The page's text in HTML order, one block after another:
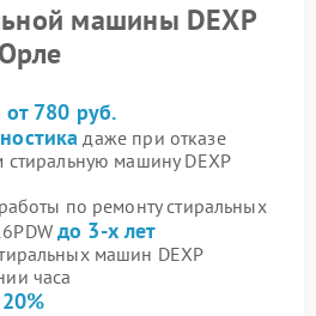
машины DEXP
от 780 руб.
даже при отказе
стиральную машину DEXP
по ремонту стиральных
до 3-х лет
машин DEXP
часа
20%